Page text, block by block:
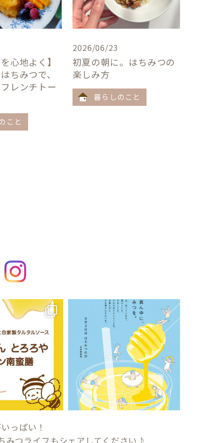
心地よく】
ちみつで、
レンチトー
こと
2026/06/23
初夏の朝に。はちみつの
楽しみ方
暮らしのこと
っぱい！
みつライフもシェアしてください♪